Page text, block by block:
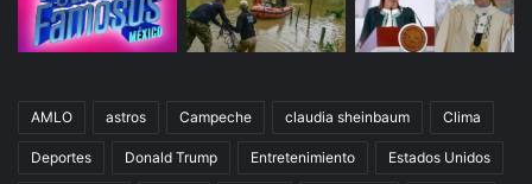
AMLO astros Campeche claudia sheinbaum Clima
Deportes Donald Trump Entretenimiento Estados Unidos